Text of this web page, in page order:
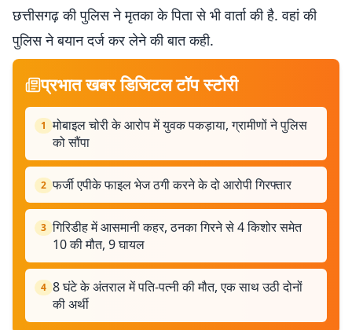
छत्तीसगढ़ की पुलिस ने मृतका के पिता से भी वार्ता की है. वहां की
पुलिस ने बयान दर्ज कर लेने की बात कही.
प्रभात खबर डिजिटल टॉप स्टोरी
1 मोबाइल चोरी के आरोप में युवक पकड़ाया, ग्रामीणों ने पुलिस
को सौंपा
2 फर्जी एपीके फाइल भेज ठगी करने के दो आरोपी गिरफ्तार
3 गिरिडीह में आसमानी कहर, ठनका गिरने से 4 किशोर समेत
10 की मौत, 9 घायल
4 8 घंटे के अंतराल में पति-पत्नी की मौत, एक साथ उठी दोनों
की अर्थी